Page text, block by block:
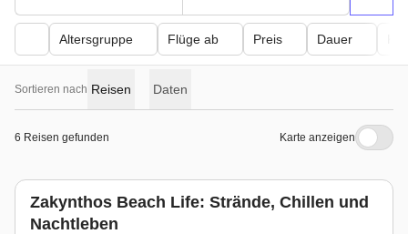
Altersgruppe Flüge ab Preis Dauer
Sortieren nach Reisen Daten
6 Reisen gefunden Karte anzeigen
Zakynthos Beach Life: Strände, Chillen und
Nachtleben